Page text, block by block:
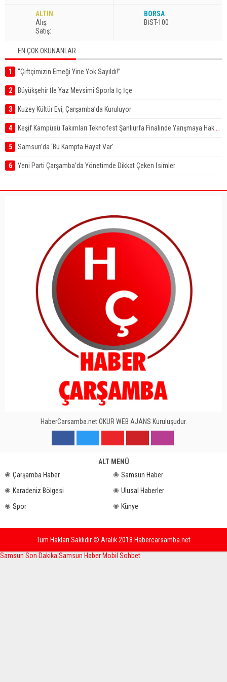
ALTIN
A lış:
Satış:
BORSA
BİST-100
EN ÇOK OKUNANLAR
1 “Çiftçimizin Emeği Yine Yok Sayıldı!”
2 Büyükşehir İle Yaz Mevsimi Sporla İç İçe
3 Kuzey Kültür Evi, Çarşamba’da Kuruluyor
4 Keşif Kampüsü Takımları Teknofest Şanlıurfa Finalinde Yarışmaya Hak Kazandı
5 Samsun’da ‘Bu Kampta Hayat Var’
6 Yeni Parti Çarşamba’da Yönetimde Dikkat Çeken İsimler
HaberCarsamba.net OKUR WEB AJANS Kuruluşudur.
ALT MENÜ
Çarşamba Haber
Samsun Haber
Karadeniz Bölgesi
Ulusal Haberler
Spor
Künye
Tüm Hakları Saklıdır © Aralık 2018 Habercarsamba.net
Samsun Son Dakika Samsun Haber Mobil Sohbet